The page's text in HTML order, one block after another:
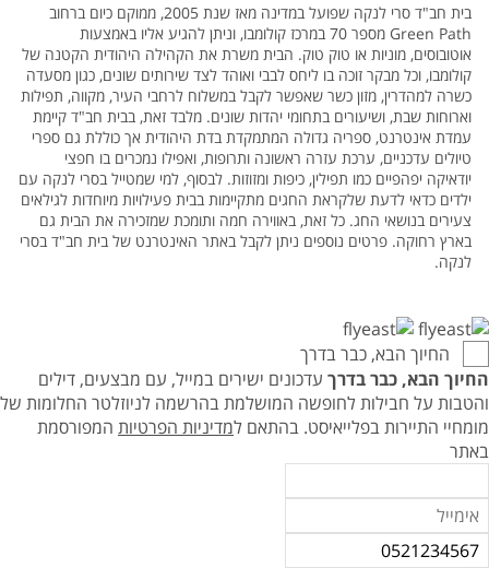
בית חב"ד סרי לנקה שפועל במדינה מאז שנת 2005, ממוקם כיום ברחוב
Green Path מספר 70 במרכז קולומבו, וניתן להגיע אליו באמצעות
אוטובוסים, מוניות או טוק טוק. הבית משרת את הקהילה היהודית הקטנה של
קולומבו, וכל מבקר זוכה בו ליחס לבבי ואוהד לצד שירותים שונים, כגון מסעדה
כשרה למהדרין, מזון כשר שאפשר לקבל במשלוח לרחבי העיר, מקווה, תפילות
וארוחות שבת, ושיעורים בתחומי יהדות שונים. מלבד זאת, בבית חב"ד קיימת
עמדת אינטרנט, ספריה גדולה המתמקדת בדת היהודית אך כוללת גם ספרי
טיולים עדכניים, ערכת עזרה ראשונה ותרופות, ואפילו נמכרים בו חפצי
יודאיקה יפהפיים כמו תפילין, כיפות ומזוזות. לבסוף, למי שמטייל בסרי לנקה עם
ילדים כדאי לדעת שלקראת החגים מתקיימות בבית פעילויות מיוחדות לגילאים
צעירים בנושאי החג. כל זאת, באווירה חמה ותומכת שמזכירה את הבית גם
בארץ רחוקה. פרטים נוספים ניתן לקבל באתר האינטרנט של בית חב"ד בסרי
לנקה.
החיוך הבא, כבר בדרך
החיוך הבא, כבר בדרך עדכונים ישירים במייל, עם מבצעים, דילים
והטבות על חבילות לחופשה המושלמת בהרשמה לניוזלטר החלומות של
מומחיי התיירות בפלייאיסט. בהתאם למדיניות הפרטיות המפורסמת
באתר